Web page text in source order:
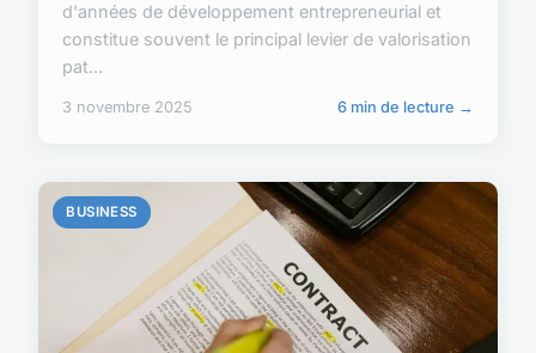
d'années de développement entrepreneurial et
constitue souvent le principal levier de valorisation
pat...
3 novembre 2025 6 min de lecture →
BUSINESS